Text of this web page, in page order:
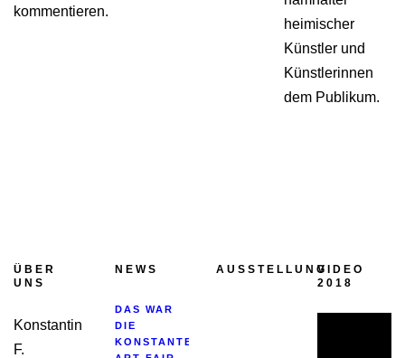
kommentieren.
heimischer
Künstler und
Künstlerinnen
dem Publikum.
ÜBER
UNS
Konstantin
F.
NEWS
DAS WAR
DIE
KONSTANTE
AUSSTELLUNGVIDEO
2018